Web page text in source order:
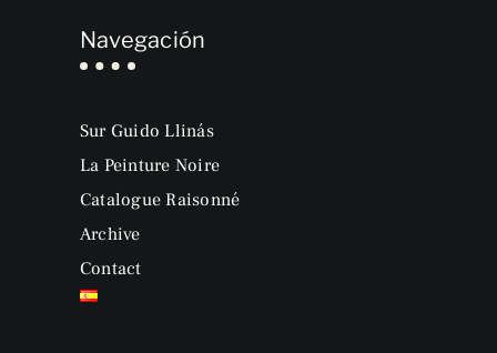
Navegación
Sur Guido Llinás
La Peinture Noire
Catalogue Raisonné
Archive
Contact